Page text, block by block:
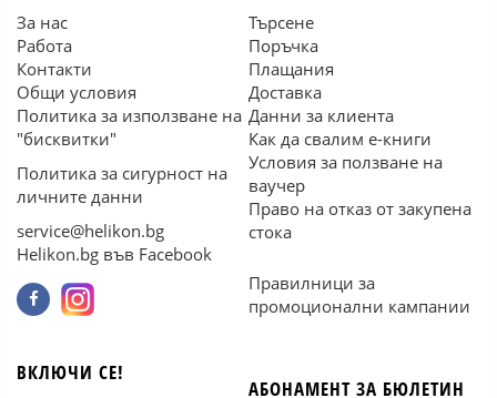
За нас
Работа
Контакти
Общи условия
Политика за използване на
"бисквитки"
Политика за сигурност на
личните данни
service@helikon.bg
Helikon.bg във Facebook
Търсене
Поръчка
Плащания
Доставка
Данни за клиента
Как да свалим е-книги
Условия за ползване на
ваучер
Право на отказ от закупена
стока
Правилници за
промоционални кампании
ВКЛЮЧИ СЕ!
АБОНАМЕНТ ЗА БЮЛЕТИН